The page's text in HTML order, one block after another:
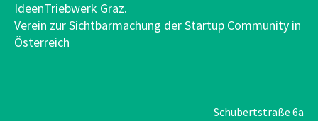
IdeenTriebwerk Graz.
Verein zur Sichtbarmachung der Startup Community in
Österreich
Schubertstraße 6a